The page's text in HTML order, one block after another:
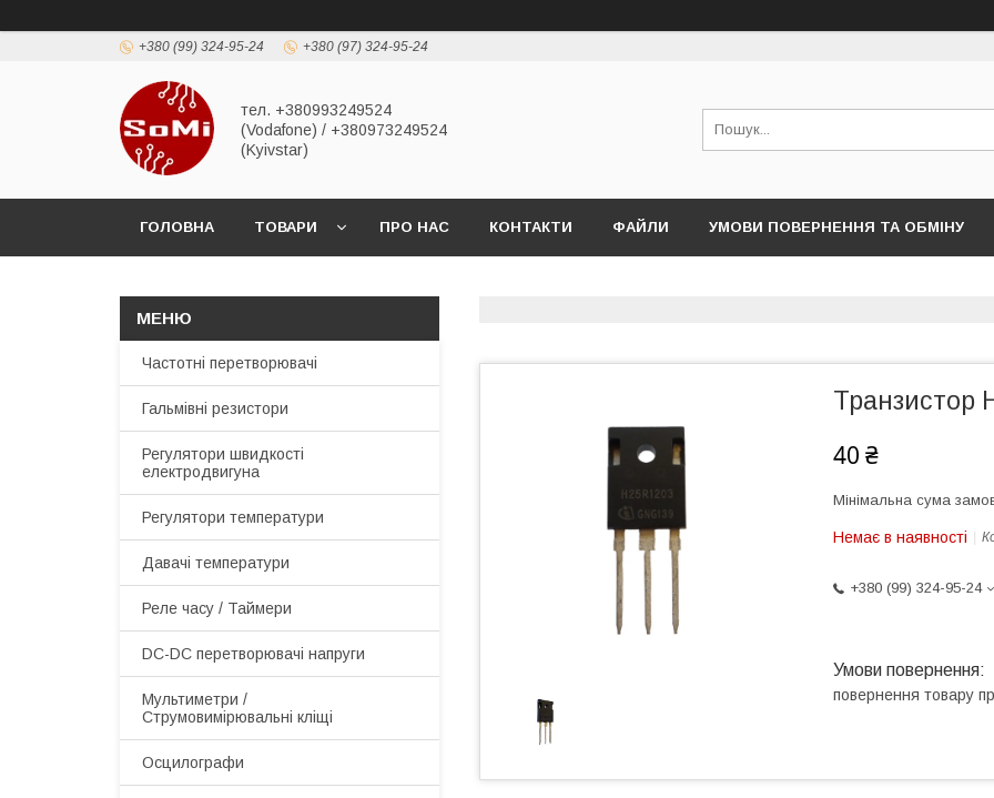
+380 (99) 324-95-24 +380 (97) 324-95-24
тел. +380993249524
(Vodafone) / +380973249524
(Kyivstar)
ГОЛОВНА ТОВАРИ ПРО НАС КОНТАКТИ ФАЙЛИ УМОВИ ПОВЕРНЕННЯ ТА ОБМІНУ
Транзистор
40 ₴
Мінімальна сума
Немає в наявності
+380 (99) 324-95-24
повернення товару
Частотні перетворювачі
Гальмівні резистори
Регулятори швидкості
електродвигуна
Регулятори температури
Давачі температури
Реле часу / Таймери
DC-DC перетворювачі напруги
Мультиметри /
Струмовимірювальні кліщі
Осцилографи